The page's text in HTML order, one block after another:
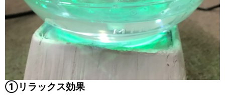
①リラックス効果